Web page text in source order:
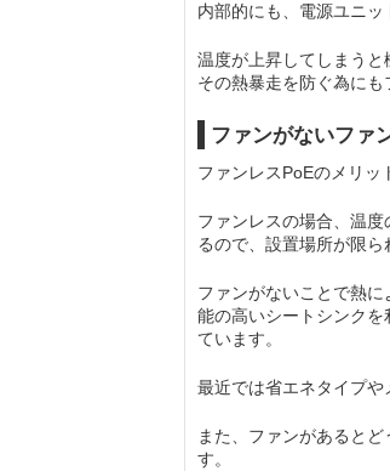
内部的にも、電源ユニッ
温度が上昇してしまうと
その熱暴走を防ぐ為にも
ファンがないファ
ファンレスPoEのメリッ
ファンレスの場合、温
るので、設置場所が限
ファンがないことで熱
能の高いシートシンク
ています。
最近では省エネタイプや
また、ファンがあると
す。